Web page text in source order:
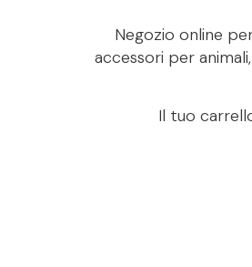
Negozio online
accessori per
Il tuo